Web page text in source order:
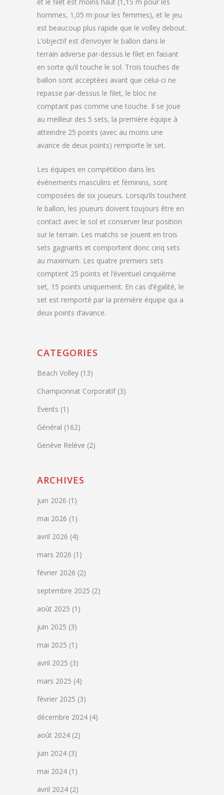
et le filet est moins haut (1,15 m pour les
hommes, 1,05 m pour les femmes), et le jeu
est beaucoup plus rapide que le volley debout.
L’objectif est d’envoyer le ballon dans le
terrain adverse par-dessus le filet en faisant
en sorte qu’il touche le sol. Trois touches de
ballon sont acceptées avant que celui-ci ne
repasse par-dessus le filet, le bloc ne
comptant pas comme une touche. Il se joue
au meilleur des 5 sets, la première équipe à
atteindre 25 points (avec au moins une
avance de deux points) remporte le set.
Les équipes en compétition dans les
événements masculins et féminins, sont
composées de six joueurs. Lorsqu’ils touchent
le ballon, les joueurs doivent toujours être en
contact avec le sol et conserver leur position
sur le terrain. Les matchs se jouent en trois
sets gagnants et comportent donc cinq sets
au maximum. Les quatre premiers sets
comptent 25 points et l’éventuel cinquième
set, 15 points uniquement. En cas d’égalité, le
set est remporté par la première équipe qui a
deux points d’avance.
CATEGORIES
Beach Volley (13)
Championnat Corporatif(3)
Events (1)
Général (162)
Genève Relève (2)
ARCHIVES
juin 2026 (1)
mai 2026 (1)
avril 2026 (4)
mars 2026 (1)
février 2026 (2)
septembre 2025 (2)
août 2025 (1)
juin 2025 (3)
mai 2025 (1)
avril 2025 (3)
mars 2025 (4)
février 2025 (3)
décembre 2024 (4)
août 2024 (2)
juin 2024 (3)
mai 2024 (1)
avril 2024 (2)